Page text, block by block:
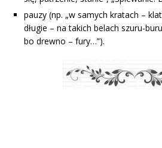
pauzy (np. „w samych kratach –
długie – na takich belach szuru-
bo drewno – fury…”).